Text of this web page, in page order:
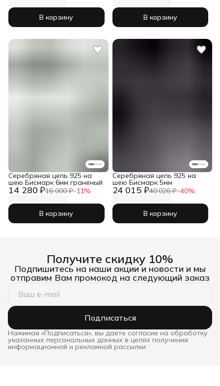
В корзину В корзину
14 280 ₽16 000 ₽−11%
Серебряная цепь 925 на
шею Бисмарк 6мм граненый
В корзину
24 015 ₽40 026 ₽−40%
Серебряная цепь 925 на
шею Бисмарк 5мм
В корзину
Получите скидку 10%
Подпишитесь на наши акции и новости и мы
отправим Вам промокод на следующий заказ
Подписаться
Нажимая «Подписаться», вы даете согласие на обработку
указанных персональных данных в целях получения
информационной и рекламной рассылки